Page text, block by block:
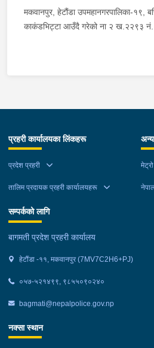
मकवानपुर, हेटौंडा उपमहानगरपालिका-१९,
काकंडभिट्टा आउँदै गरेको ना २ ख.२२९३ नं.
लागुऔषध गाँजा २६ किलोग्राम २० ग्राम
समिर मोक्तान र सोहि हेटौंडा
भईरहेको छ ।
प्रहरी कार्यालयका लिंकहरू
प्रदेश प्रहरी
तालिम प्रदायक प्रहरी कार्यालयहरू
सम्पर्कको लागि
बागमती प्रदेश प्रहरी कार्यालय
हेटौंडा -११, मकवानपुर (7MV7C2H6+PJ)
०५७-५२१४९९, ९८५५०९०२४०
bagmati@nepalpolice.gov.np
नक्सा स्थान